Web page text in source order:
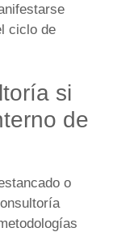
ciclo de
si
de
o